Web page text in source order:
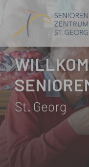
Zum Hauptinhalt
St. Georg